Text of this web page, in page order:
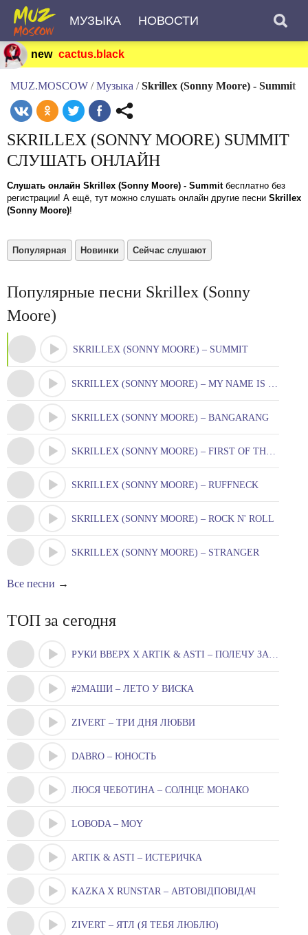
МУЗЫКА НОВОСТИ
new cactus.black
MUZ.MOSCOW / Музыка / Skrillex (Sonny Moore) - Summit
SKRILLEX (SONNY MOORE) SUMMIT
СЛУШАТЬ ОНЛАЙН
Слушать онлайн Skrillex (Sonny Moore) - Summitбесплатно без
регистрации! А ещё, тут можно слушать онлайн другие песни Skrillex
(Sonny Moore)!
Популярная Новинки Сейчас слушают
Популярные песни Skrillex (Sonny
Moore)
SKRILLEX (SONNY MOORE) – SUMMIT
SKRILLEX (SONNY MOORE) – MY NAME IS SKRILLEX
SKRILLEX (SONNY MOORE) – BANGARANG
SKRILLEX (SONNY MOORE) – FIRST OF THE YEAR
SKRILLEX (SONNY MOORE) – RUFFNECK
SKRILLEX (SONNY MOORE) – ROCK N' ROLL
SKRILLEX (SONNY MOORE) – STRANGER
Все песни →
ТОП за сегодня
РУКИ ВВЕРХ X ARTIK & ASTI – ПОЛЕЧУ ЗА ТОБОЮ
#2МАШИ – ЛЕТО У ВИСКА
ZIVERT – ТРИ ДНЯ ЛЮБВИ
DABRO – ЮНОСТЬ
ЛЮСЯ ЧЕБОТИНА – СОЛНЦЕ МОНАКО
LOBODA – MOY
ARTIK & ASTI – ИСТЕРИЧКА
KAZKA X RUNSTAR – АВТОВІДПОВІДАЧ
ZIVERT – ЯТЛ (Я ТЕБЯ ЛЮБЛЮ)